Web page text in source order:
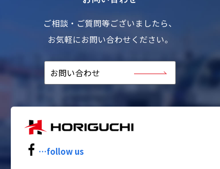
ご相談・ご質問等ございましたら、
お気軽にお問い合わせください。
お問い合わせ
…follow us